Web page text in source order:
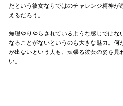
だという彼女ならではのチャレンジ精神が
えるだろう。
無理やりやらされているような感じではな
なることがないというのも大きな魅力。何
が出ないという人も、頑張る彼女の姿を見
い。